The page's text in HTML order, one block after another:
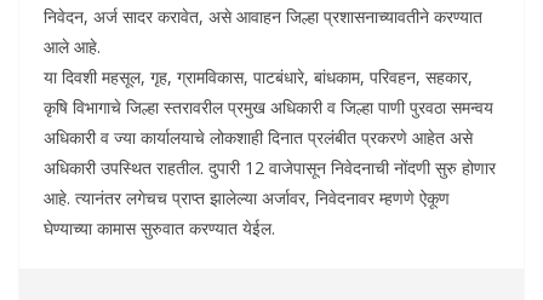
निवेदन, अर्ज सादर करावेत, असे आवाहन जिल्हा प्रशासनाच्यावतीने करण्यात
आले आहे.
या दिवशी महसूल, गृह, ग्रामविकास, पाटबंधारे, बांधकाम, परिवहन, सहकार,
कृषि विभागाचे जिल्हा स्तरावरील प्रमुख अधिकारी व जिल्हा पाणी पुरवठा समन्वय
अधिकारी व ज्या कार्यालयाचे लोकशाही दिनात प्रलंबीत प्रकरणे आहेत असे
अधिकारी उपस्थित राहतील. दुपारी 12 वाजेपासून निवेदनाची नोंदणी सुरु होणार
आहे. त्यानंतर लगेचच प्राप्त झालेल्या अर्जावर, निवेदनावर म्हणणे ऐकूण
घेण्याच्या कामास सुरुवात करण्यात येईल.